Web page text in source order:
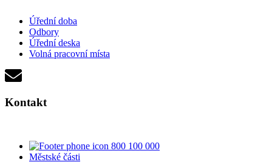
Úřední doba
Odbory
Úřední deska
Volná pracovní místa
Kontakt
800 100 000
Městské části